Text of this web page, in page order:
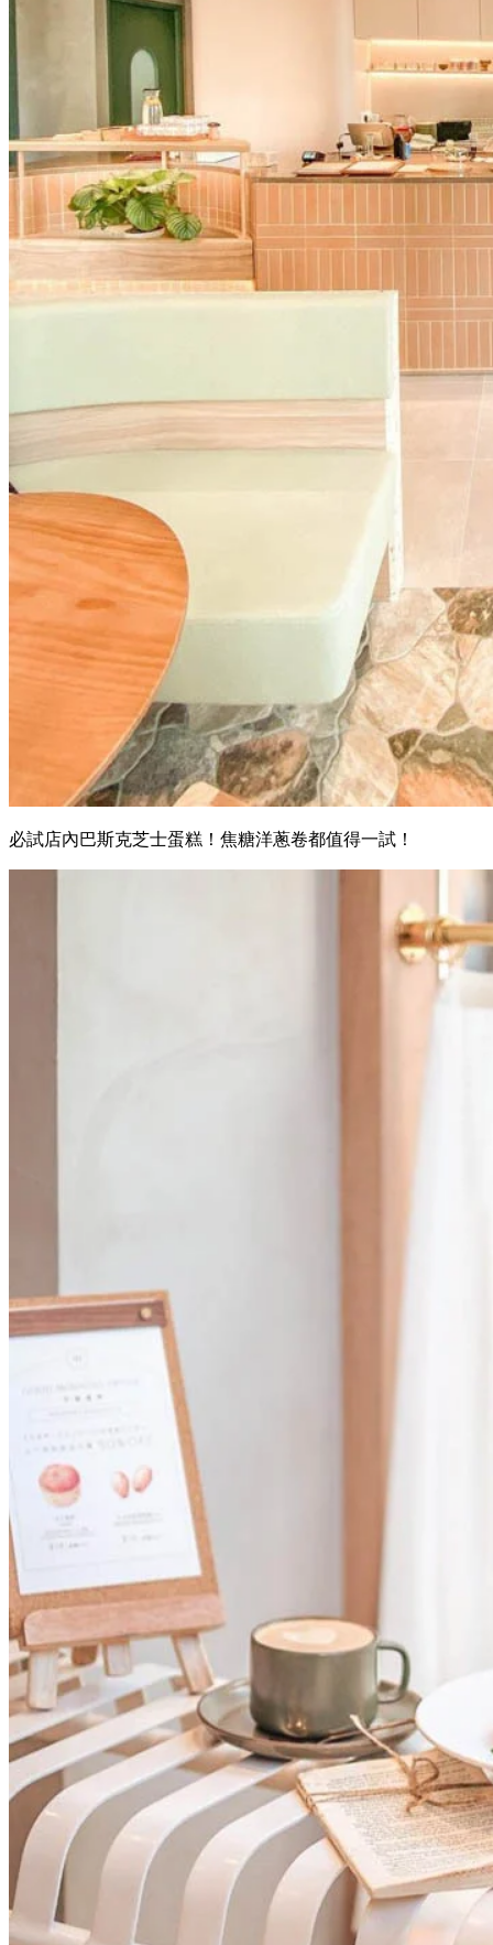
必試店內巴斯克芝士蛋糕！焦糖洋蔥卷都值得一試！